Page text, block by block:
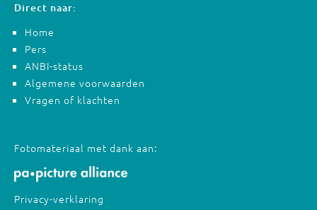
Direct naar:
Home
Pers
ANBI-status
Algemene voorwaarden
Vragen of klachten
Fotomateriaal met dank aan:
Privacy-verklaring